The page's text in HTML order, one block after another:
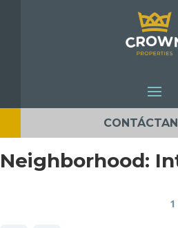
Neighborhood: